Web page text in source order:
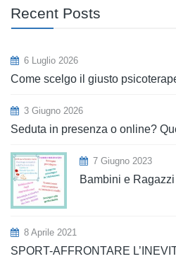
Recent Posts
6 Luglio 2026
Come scelgo il giusto
3 Giugno 2026
Seduta in presenza o online?
7 Giugno 2023
Bambini e
8 Aprile 2021
SPORT-AFFRONTARE